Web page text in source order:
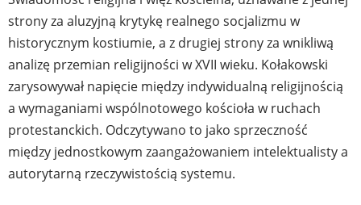
strony za aluzyjną krytykę realnego socjalizmu w
historycznym kostiumie, a z drugiej strony za wnikliwą
analizę przemian religijności w XVII wieku. Kołakowski
zarysowywał napięcie między indywidualną religijnością
a wymaganiami wspólnotowego kościoła w ruchach
protestanckich. Odczytywano to jako sprzeczność
między jednostkowym zaangażowaniem intelektualisty a
autorytarną rzeczywistością systemu.